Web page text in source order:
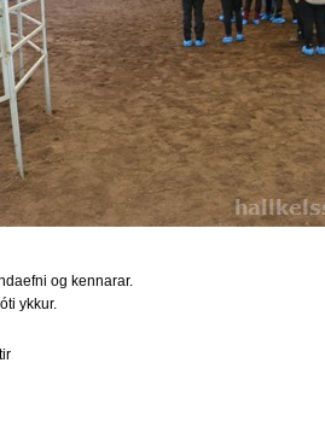
og kennarar.
ykkur.